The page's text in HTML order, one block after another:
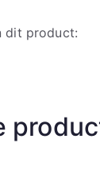
dit product: